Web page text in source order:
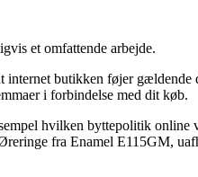
et omfattende arbejde.
butikken føjer
i forbindelse med dit køb.
hvilken byttepolitik online
fra Enamel E115GM,